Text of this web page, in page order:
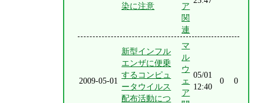
染に注意
ア
関
連
2009-05-01
新型インフル
エンザに便乗
するコンピュ
ータウイルス
配布活動につ
マ
ル
ウ
ェ
ア
05/01
12:40
0 0